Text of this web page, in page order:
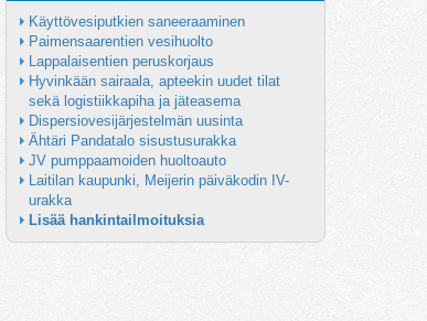
Käyttövesiputkien saneeraaminen
Paimensaarentien vesihuolto
Lappalaisentien peruskorjaus
Hyvinkään sairaala, apteekin uudet tilat
sekä logistiikkapiha ja jäteasema
Dispersiovesijärjestelmän uusinta
Ähtäri Pandatalo sisustusurakka
JV pumppaamoiden huoltoauto
Laitilan kaupunki, Meijerin päiväkodin IV-
urakka
Lisää hankintailmoituksia